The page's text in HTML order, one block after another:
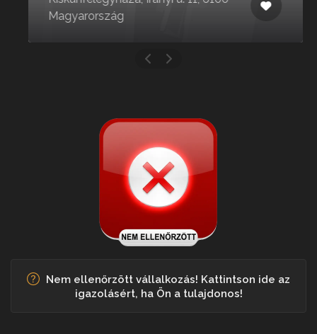
Magyarország
Nem ellenőrzött vállalkozás! Kattintson ide az
igazolásért, ha Ön a tulajdonos!